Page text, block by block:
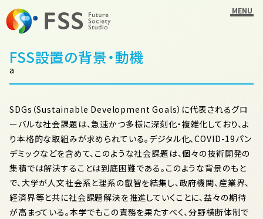
MENU
FSS設置の背景・動機
a
SDGs（Sustainable Development Goals）に代表されるグロ
ーバルな社会課題は、急速かつ多様に深刻化・複雑化しており、よ
り本格的な取組みが求められている。デジタル化、COVID-19パン
デミックなどを含めて、このような社会課題は、個々の技術開発の
集積では解決することは到底困難である。このような背景のもと
で、大学が人文社会系と理系の叡智を結集し、政府機関、産業界、
経済界等と共に社会課題解決を推進していくことに、益々の期待
が高まっている。本学でもこの責務を果たすべく、分野横断体制で